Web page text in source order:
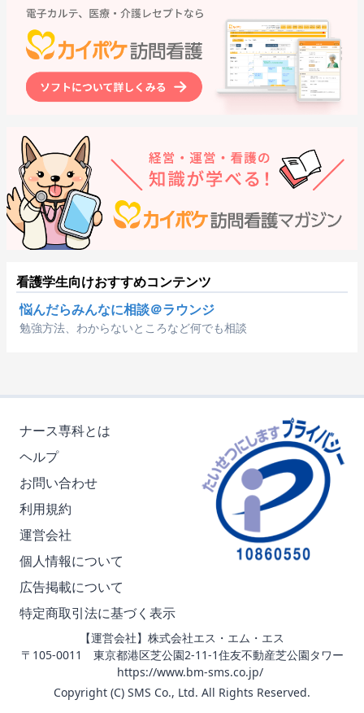
看護学生向けおすすめコンテンツ
悩んだらみんなに相談＠ラウンジ
勉強方法、わからないところなど何でも相談
ナース専科とは
ヘルプ
お問い合わせ
利用規約
運営会社
個人情報について
広告掲載について
特定商取引法に基づく表示
【運営会社】株式会社エス・エム・エス
〒105-0011 東京都港区芝公園2-11-1住友不動産芝公園タワー
https://www.bm-sms.co.jp/
Copyright (C) SMS Co., Ltd. All Rights Reserved.